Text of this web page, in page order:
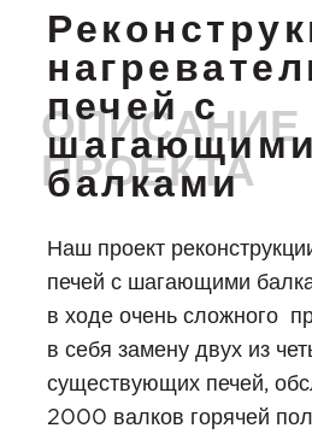
печей с
шагающими
балками
Наш проект
печей с шагающими
в ходе очень сложного
в себя замену двух из
существующих печей,
2000 валков горячей